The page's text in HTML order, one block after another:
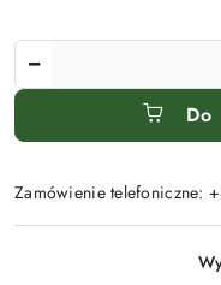
Do
Zamówienie telefoniczne: